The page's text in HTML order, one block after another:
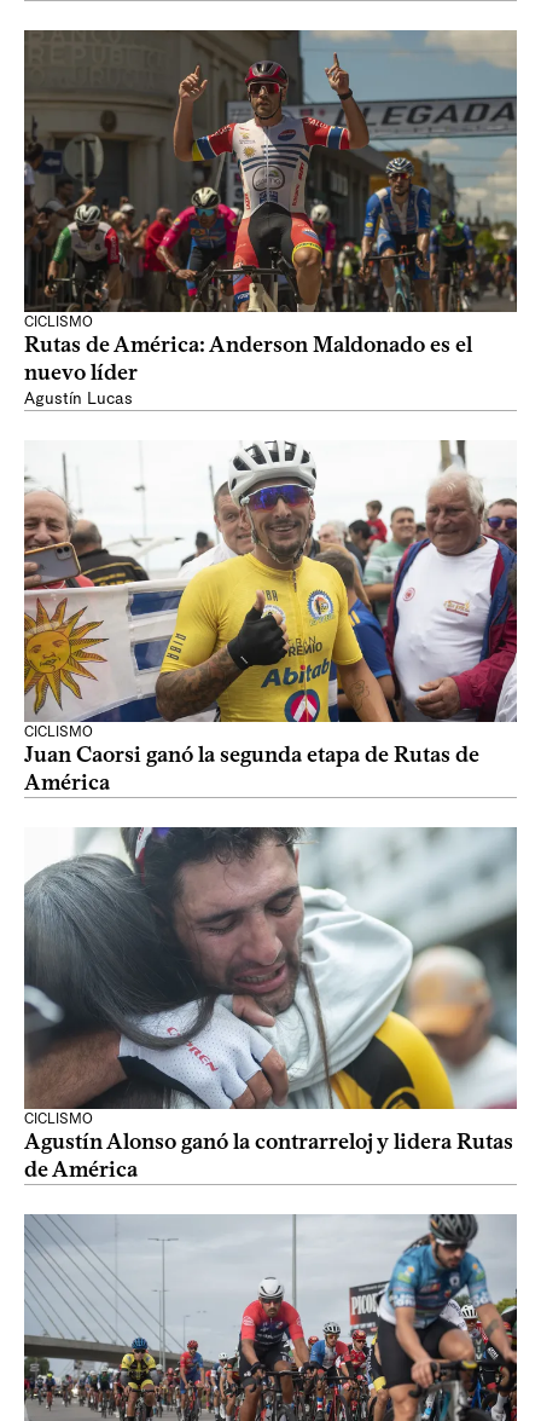
CICLISMO
Rutas de América: Anderson Maldonado es el
nuevo líder
Agustín Lucas
CICLISMO
Juan Caorsi ganó la segunda etapa de Rutas de
América
CICLISMO
Agustín Alonso ganó la contrarreloj y lidera Rutas
de América